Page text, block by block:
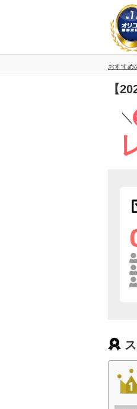
おすすめ
【
／